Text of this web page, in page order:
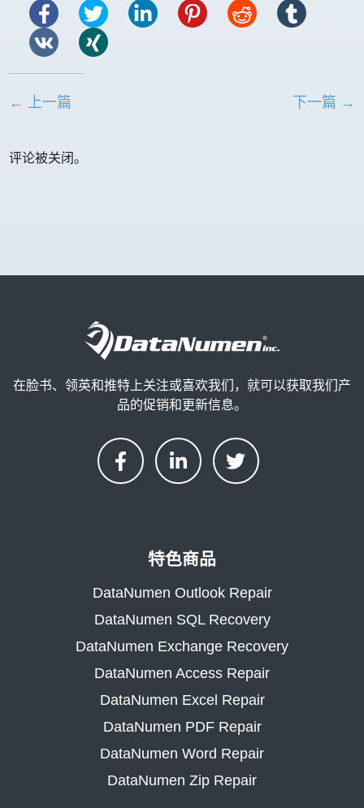
← 上一篇 下一篇 →
评论被关闭。
在脸书、领英和推特上关注或喜欢我们，就可以获取我们产
品的促销和更新信息。
特色商品
DataNumen Outlook Repair
DataNumen SQL Recovery
DataNumen Exchange Recovery
DataNumen Access Repair
DataNumen Excel Repair
DataNumen PDF Repair
DataNumen Word Repair
DataNumen Zip Repair